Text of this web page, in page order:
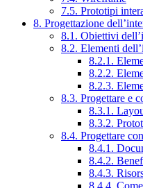
7.5. Prototipi
8. Progettazione
8.1. Obiettivi
8.2. Elementi
8.2.1.
8.2.2.
8.2.3.
8.3. Progettare e
8.3.1.
8.3.2.
8.4. Progettare
8.4.1.
8.4.2.
8.4.3.
8.4.4.